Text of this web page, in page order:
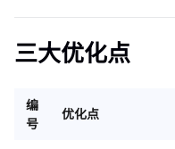
三大优化点
编
号
优化点